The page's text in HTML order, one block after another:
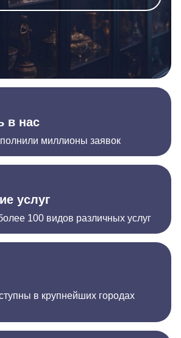
в нас
миллионы заявок
услуг
100 видов различных услуг
в крупнейших городах